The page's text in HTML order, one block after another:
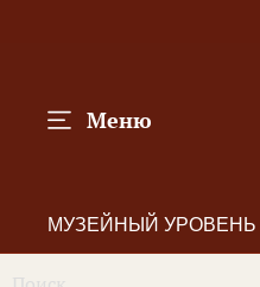
Меню
МУЗЕЙНЫЙ УРОВЕНЬ